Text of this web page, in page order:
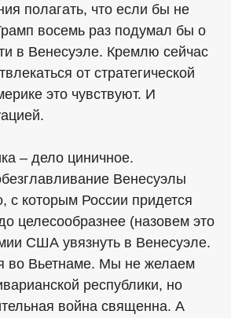
полагать, что если бы не
восемь раз подумал бы о
в Венесуэле. Кремлю сейчас
от стратегической
это чувствуют. И
– дело циничное.
Венесуэлы
с которым России придется
целесообразнее (назовем это
США увязнуть в Венесуэле.
во Вьетнаме. Мы не желаем
республики, но
война священна. А